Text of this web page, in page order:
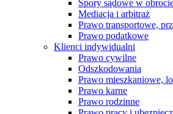
Spory sądowe w
Mediacja i arbitraż
Prawo transportowe,
Prawo podatkowe
Klienci indywidualni
Prawo cywilne
Odszkodowania
Prawo mieszkaniowe,
Prawo karne
Prawo rodzinne